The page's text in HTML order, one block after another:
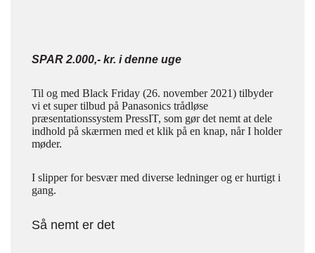
SPAR 2.000,- kr. i denne uge
Til og med Black Friday (26. november 2021) tilbyder
vi et super tilbud på Panasonics trådløse
præsentationssystem PressIT, som gør det nemt at dele
indhold på skærmen med et klik på en knap, når I holder
møder.
I slipper for besvær med diverse ledninger og er hurtigt i
gang.
Så nemt er det